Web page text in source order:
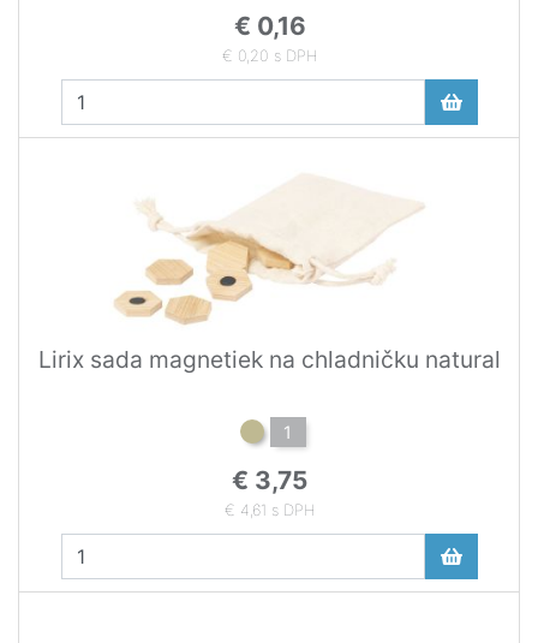
€ 0,16
€ 0,20 s DPH
Lirix sada magnetiek na chladničku natural
1
€ 3,75
€ 4,61 s DPH